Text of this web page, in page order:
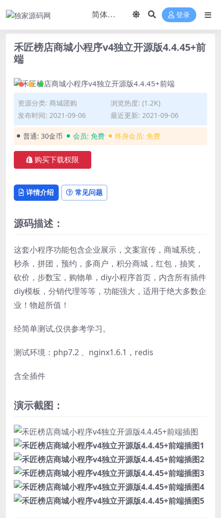
登录
禾匠榜店商城小程序v4独立开源版4.4.45+前
端
资源分类: 商城团购
浏览热度: (1.2K)
发布时间: 2021-09-06
最近更新: 2021-09-06
普通: 30金币 会员: 免费 终身会员: 免费
购买下载权限
详情介绍 常见问题
源码描述：
这套小程序功能包含企业展示，文案宣传，商城系统，
秒杀，拼团，预约，多商户，积分商城，红包，抽奖，
砍价，步数宝，购物单，diy小程序首页，内含所有插件
diy模板，分销代理等等，功能强大，适用于绝大多数企
业！物超所值！
经简单测试,仅供参考学习。
测试环境：php7.2 、nginx1.6.1，redis
含全插件
演示截图：